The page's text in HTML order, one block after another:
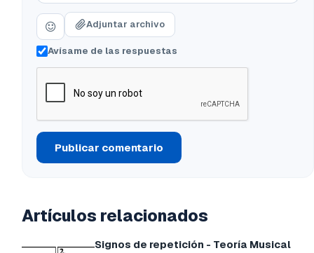
Adjuntar archivo
Avísame de las respuestas
Publicar comentario
Artículos relacionados
Signos de repetición - Teoría Musical